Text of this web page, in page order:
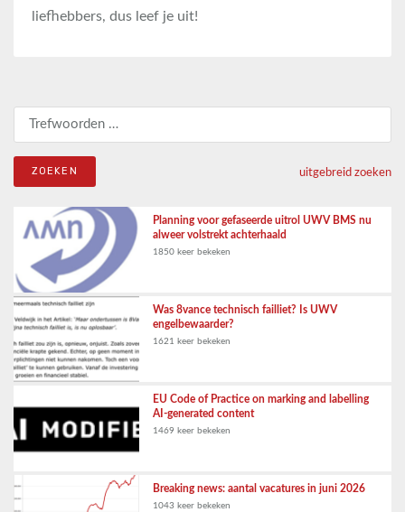
liefhebbers, dus leef je uit!
uitgebreid zoeken
Planning voor gefaseerde uitrol UWV BMS nu
alweer volstrekt achterhaald
1850 keer bekeken
Was 8vance technisch failliet? Is UWV
engelbewaarder?
1621 keer bekeken
EU Code of Practice on marking and labelling
AI-generated content
1469 keer bekeken
Breaking news: aantal vacatures in juni 2026
1043 keer bekeken